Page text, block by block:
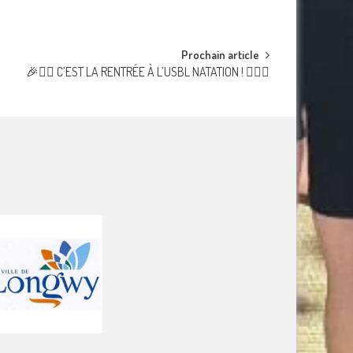
Prochain article
🎉🏊‍♂️ C’EST LA RENTRÉE À L’USBL NATATION ! 🏊‍♀️🎉